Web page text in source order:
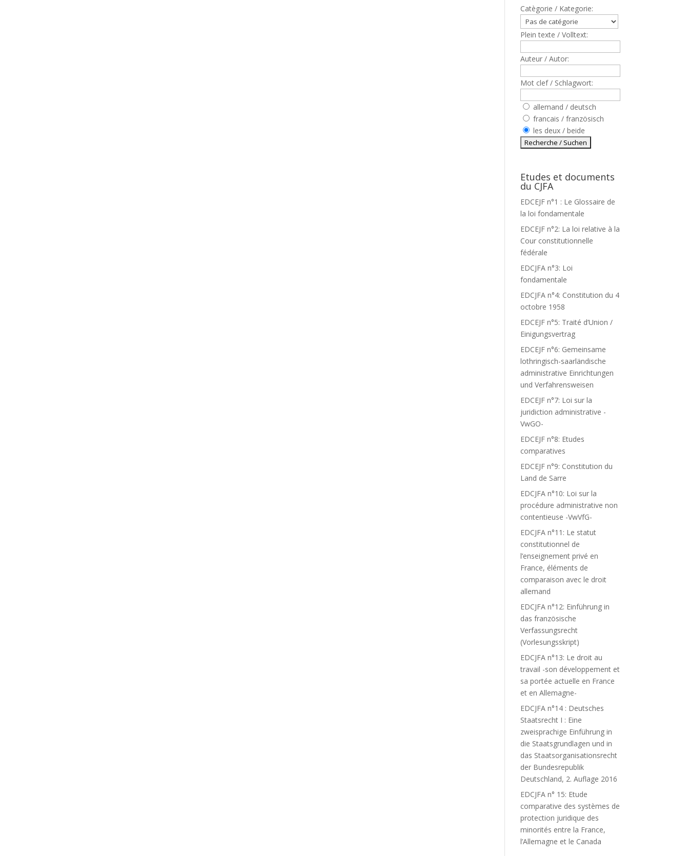
Catègorie / Kategorie:
Plein texte / Volltext:
Auteur / Autor:
Mot clef / Schlagwort:
allemand / deutsch
francais / französisch
les deux / beide
Etudes et documents
du CJFA
EDCEJF n°1 : Le Glossaire de
la loi fondamentale
EDCEJF n°2: La loi relative à la
Cour constitutionnelle
fédérale
EDCJFA n°3: Loi
fondamentale
EDCJFA n°4: Constitution du 4
octobre 1958
EDCEJF n°5: Traité d’Union /
Einigungsvertrag
EDCEJF n°6: Gemeinsame
lothringisch-saarländische
administrative Einrichtungen
und Verfahrensweisen
EDCEJF n°7: Loi sur la
juridiction administrative -
VwGO-
EDCEJF n°8: Etudes
comparatives
EDCEJF n°9: Constitution du
Land de Sarre
EDCJFA n°10: Loi sur la
procédure administrative non
contentieuse -VwVfG-
EDCJFA n°11: Le statut
constitutionnel de
l’enseignement privé en
France, éléments de
comparaison avec le droit
allemand
EDCJFA n°12: Einführung in
das französische
Verfassungsrecht
(Vorlesungsskript)
EDCJFA n°13: Le droit au
travail -son développement et
sa portée actuelle en France
et en Allemagne-
EDCJFA n°14 : Deutsches
Staatsrecht I : Eine
zweisprachige Einführung in
die Staatsgrundlagen und in
das Staatsorganisationsrecht
der Bundesrepublik
Deutschland, 2. Auflage 2016
EDCJFA n° 15: Etude
comparative des systèmes de
protection juridique des
minorités entre la France,
l’Allemagne et le Canada